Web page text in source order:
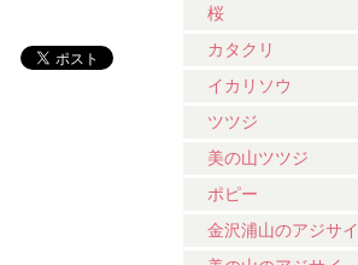
桜
カタクリ
イカリソウ
ツツジ
美の山ツツジ
ポピー
金沢浦山のアジサイ